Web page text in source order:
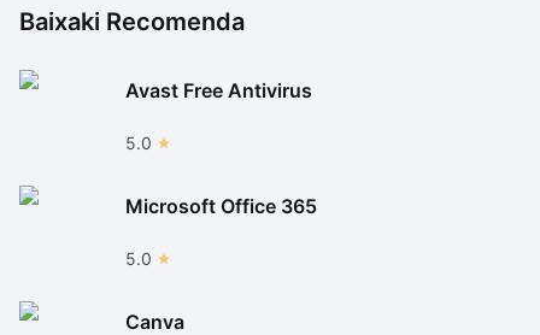
Baixaki Recomenda
Avast Free Antivirus
5.0
Microsoft Office 365
5.0
Canva